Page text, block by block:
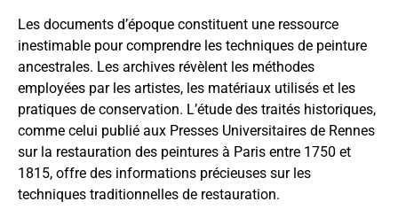
Les documents d’époque constituent une ressource
inestimable pour comprendre les techniques de peinture
ancestrales. Les archives révèlent les méthodes
employées par les artistes, les matériaux utilisés et les
pratiques de conservation. L’étude des traités historiques,
comme celui publié aux Presses Universitaires de Rennes
sur la restauration des peintures à Paris entre 1750 et
1815, offre des informations précieuses sur les
techniques traditionnelles de restauration.